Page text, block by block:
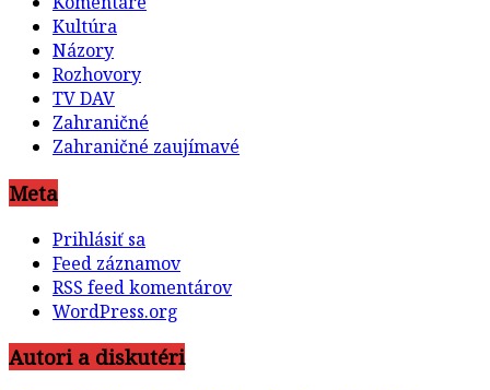
Kultúra
Názory
Rozhovory
TV DAV
Zahraničné
Zahraničné zaujímavé
Meta
Prihlásiť sa
Feed záznamov
RSS feed komentárov
WordPress.org
Autori a diskutéri